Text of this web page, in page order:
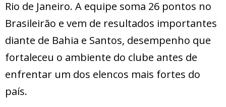
Rio de Janeiro. A equipe soma 26 pontos no
Brasileirão e vem de resultados importantes
diante de Bahia e Santos, desempenho que
fortaleceu o ambiente do clube antes de
enfrentar um dos elencos mais fortes do
país.